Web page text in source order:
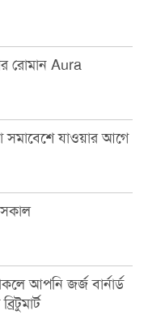
রোমান Aura
যাওয়ার আগে
আপনি জর্জ বার্নার্ড